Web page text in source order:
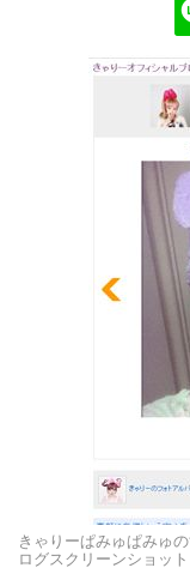
きゃりーぱみゅぱみゅ
ログスクリーンショット